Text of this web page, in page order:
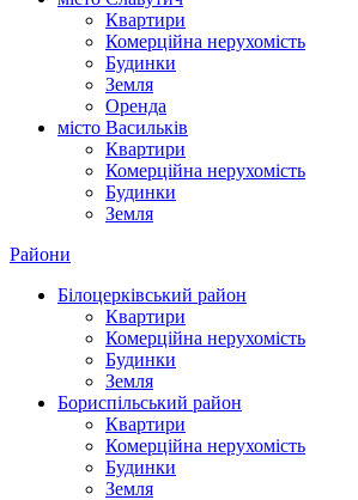
Квартири
Комерційна нерухомість
Будинки
Земля
Оренда
місто Василькiв
Квартири
Комерційна нерухомість
Будинки
Земля
Райони
Білоцерківський район
Квартири
Комерційна нерухомість
Будинки
Земля
Бориспільський район
Квартири
Комерційна нерухомість
Будинки
Земля